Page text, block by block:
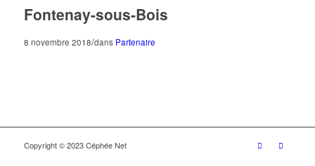
Fontenay-sous-Bois
8 novembre 2018/dans Partenaire
Copyright © 2023 Céphée Net